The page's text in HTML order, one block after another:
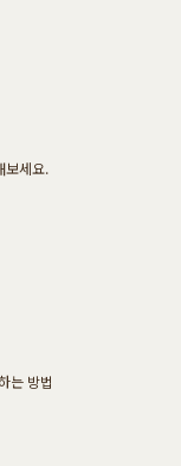
보세요.
는 방법